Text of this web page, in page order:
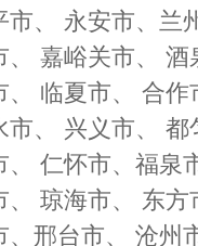
市、 永安市、兰
、 嘉峪关市、
、 临夏市、 合
市、 兴义市、
、 仁怀市、福泉
、 琼海市、 东
、邢台市、 沧州